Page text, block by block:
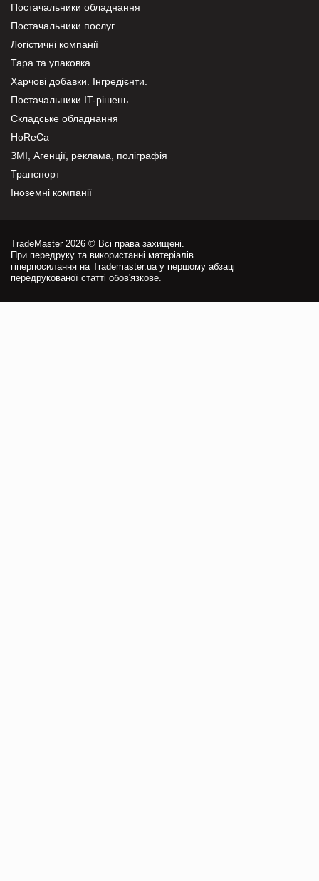
Постачальники обладнання
Постачальники послуг
Логістичні компанії
Тара та упаковка
Харчові добавки. Інгредієнти.
Постачальники IT-рішень
Складське обладнання
HoReCa
ЗМІ, Агенції, реклама, поліграфія
Транспорт
Іноземні компанії
TradeMaster 2026 © Всі права захищені.
При передруку та використанні матеріалів
гіперпосилання на Trademaster.ua у першому абзаці
передрукованої статті обов'язкове.